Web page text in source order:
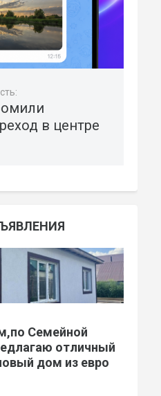
в центре
Семейной
отличный
дом из евро